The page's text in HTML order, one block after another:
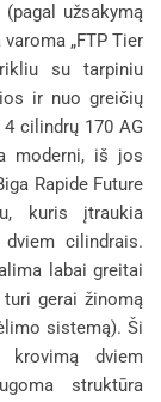
užsakymą
„FTP Tier
su tarpiniu
ir nuo greičių
cilindrų 170 AG
moderni, iš jos
Rapide Future
kuris įtraukia
cilindrais.
labai greitai
gerai žinomą
sistemą). Ši
krovimą dviem
struktūra